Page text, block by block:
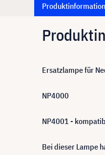
Ersatzlampe für
NP4000
NP4001 -
Bei dieser Lampe